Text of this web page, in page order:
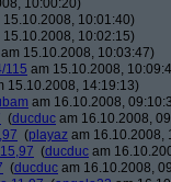
10:00:20)
15.10.2008, 10:01:40)
15.10.2008, 10:02:15)
am 15.10.2008, 10:03:47)
115 am 15.10.2008,
15.10.2008, 14:19:13)
am 16.10.2008,
(ducduc am 16.10.2008,
(playaz am 16.10.2008,
(ducduc am
(ducduc am 16.10.2008,